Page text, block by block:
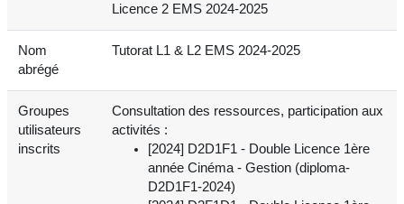
Licence 2 EMS 2024-2025
Nom
abrégé
Tutorat L1 & L2 EMS 2024-2025
Groupes
utilisateurs
inscrits
Consultation des ressources, participation aux
activités :
[2024] D2D1F1 - Double Licence 1ère
année Cinéma - Gestion (diploma-
D2D1F1-2024)